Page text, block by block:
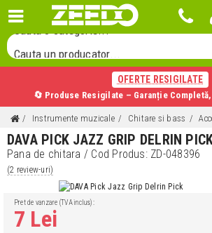
Cauta o categorie...
Cauta un produs...
OFERTE RESIGILATE
🔄 Produse Resigilate – Garanție
Instrumente muzicale Chitare si bass
DAVA PICK JAZZ GRIP DELRIN
Pana de chitara / Cod Produs: ZD-048396
(2 review-uri)
Pret de vanzare (TVA inclus):
7 Lei